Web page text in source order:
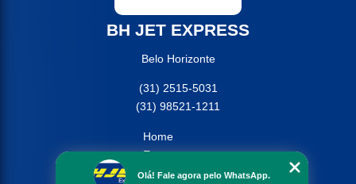
BH JET EXPRESS
Belo Horizonte
(31) 2515-5031
(31) 98521-1211
Home
Empresa
Missão
Olá! Fale agora pelo WhatsApp.